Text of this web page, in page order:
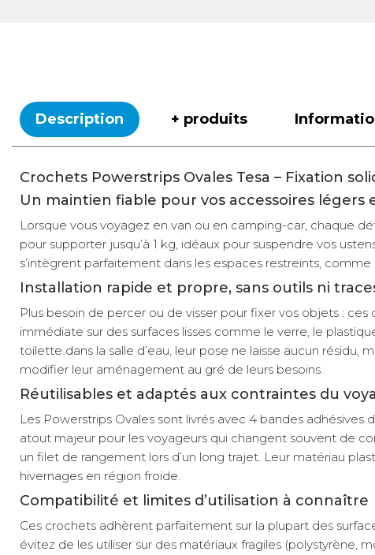
Description + produits
Crochets Powerstrips Ovales Tesa – Fixation
Un maintien fiable pour vos accessoires légers
Lorsque vous voyagez en van ou en camping-car, chaque
pour supporter jusqu’à 1 kg, idéaux pour suspendre vos
s’intègrent parfaitement dans les espaces restreints,
Installation rapide et propre, sans outils ni
Plus besoin de percer ou de visser pour fixer vos objets :
immédiate sur des surfaces lisses comme le verre, le
toilette dans la salle d’eau, leur pose ne laisse aucun
modifier leur aménagement au gré de leurs besoins.
Réutilisables et adaptés aux contraintes du
Les Powerstrips Ovales sont livrés avec 4 bandes
atout majeur pour les voyageurs qui changent souvent de
un filet de rangement lors d’un long trajet. Leur matériau
hivernages en région froide.
Compatibilité et limites d’utilisation à connaître
Ces crochets adhèrent parfaitement sur la plupart des
évitez de les utiliser sur des matériaux fragiles (polystyrène,